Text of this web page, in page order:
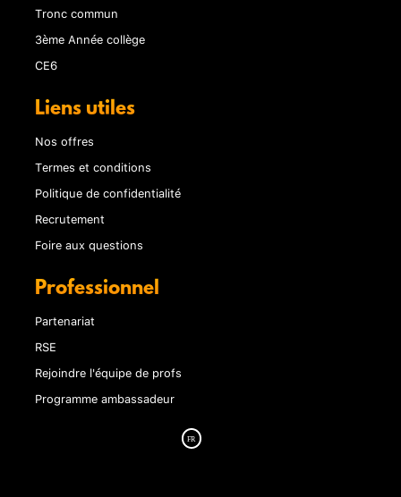
Tronc commun
3ème Année collège
CE6
Liens utiles
Nos offres
Termes et conditions
Politique de confidentialité
Recrutement
Foire aux questions
Professionnel
Partenariat
RSE
Rejoindre l'équipe de profs
Programme ambassadeur